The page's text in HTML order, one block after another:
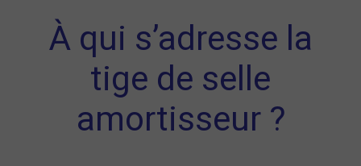
À qui s’adresse la
tige de selle
amortisseur ?